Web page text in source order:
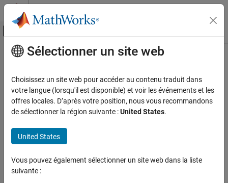
Passer au contenu
Activer/désactiver l'affichage du menu
Accueil de la documentation
Catégorie
SimEvents
Queue, Service, and Route Modeling
Resource Allocation Modeling
Visualization
Statistics and Data Analysis
Contenu principal
How useful was this information?
Sélectionner un site web
Choisissez un site web pour accéder au contenu traduit dans
votre langue (lorsqu'il est disponible) et voir les événements et les
offres locales. D’après votre position, nous vous recommandons
de sélectionner la région suivante :United States.
United States
Vous pouvez également sélectionner un site web dans la liste
suivante :